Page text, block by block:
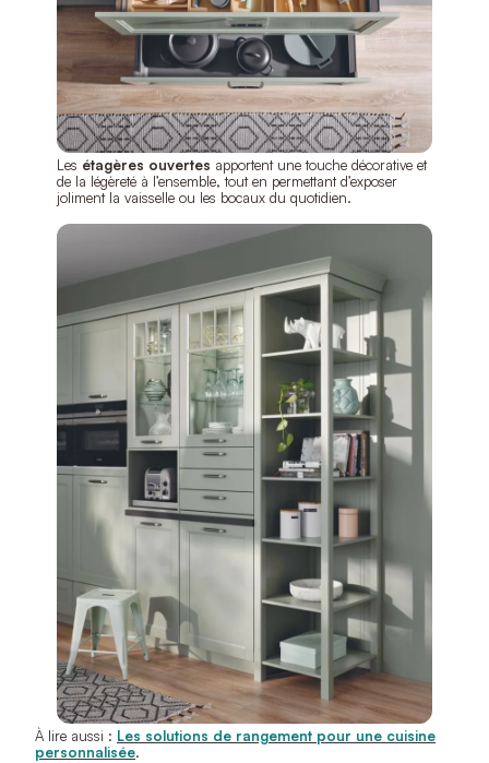
Les étagères ouvertes apportent une touche décorative et
de la légèreté à l’ensemble, tout en permettant d’exposer
joliment la vaisselle ou les bocaux du quotidien.
À lire aussi : Les solutions de rangement pour une cuisine
personnalisée.